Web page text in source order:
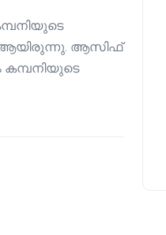
ആസിഫ്
കമ്പനിയുടെ